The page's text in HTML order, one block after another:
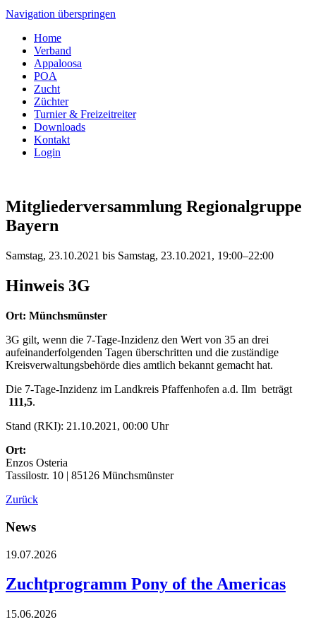
Navigation überspringen
Home
Verband
Appaloosa
POA
Zucht
Züchter
Turnier & Freizeitreiter
Downloads
Kontakt
Login
Mitgliederversammlung Regionalgruppe
Bayern
Samstag, 23.10.2021 bis Samstag, 23.10.2021, 19:00–22:00
Hinweis 3G
Ort: Münchsmünster
3G gilt, wenn die 7-Tage-Inzidenz den Wert von 35 an drei
aufeinanderfolgenden Tagen überschritten und die zuständige
Kreisverwaltungsbehörde dies amtlich bekannt gemacht hat.
Die 7-Tage-Inzidenz im Landkreis Pfaffenhofen a.d. Ilm beträgt
111,5.
Stand (RKI): 21.10.2021, 00:00 Uhr
Ort:
Enzos Osteria
Tassilostr. 10 | 85126 Münchsmünster
Zurück
News
19.07.2026
Zuchtprogramm Pony of the Americas
15.06.2026